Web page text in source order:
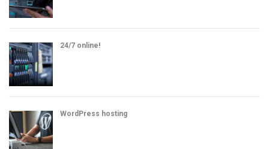
24/7 online!
WordPress hosting